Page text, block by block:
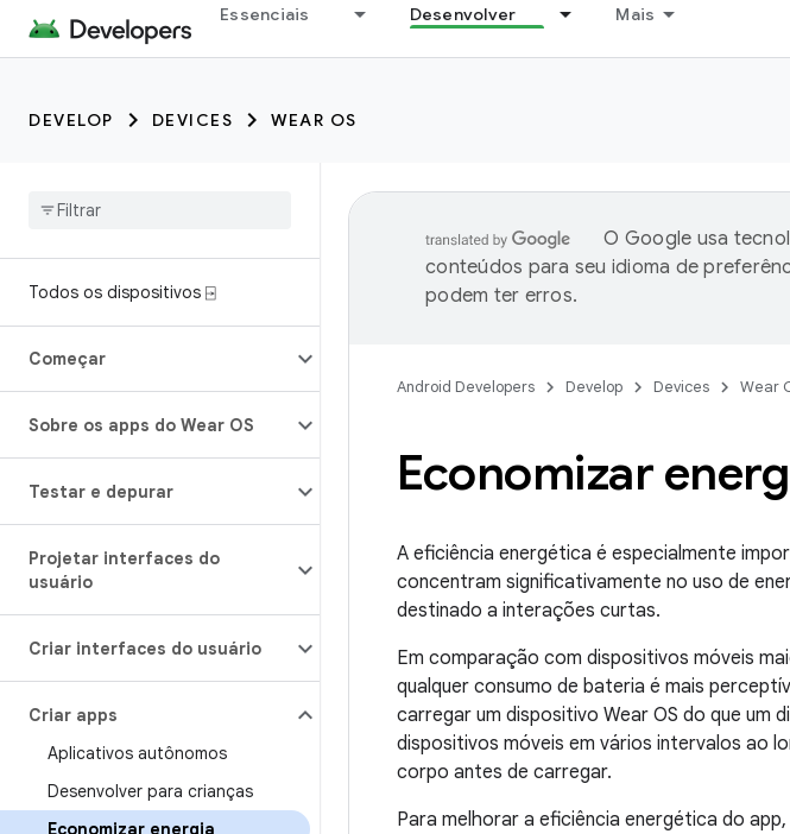
Essenciais Desenvolver Mais
DEVELOP DEVICES WEAR OS
Todos os dispositivos ⍈
Começar
Sobre os apps do Wear OS
Testar e depurar
Projetar interfaces do
usuário
Criar interfaces do usuário
Criar apps
Aplicativos autônomos
Desenvolver para crianças
Economizar energia
O Google usa
conteúdos para seu idioma de
podem ter erros.
Android Developers Develop Devices Wear
Economizar
A eficiência energética é especialmente
concentram significativamente no uso de
destinado a interações curtas.
Em comparação com dispositivos móveis
qualquer consumo de bateria é mais
carregar um dispositivo Wear OS do que um
dispositivos móveis em vários intervalos ao
corpo antes de carregar.
Para melhorar a eficiência energética do